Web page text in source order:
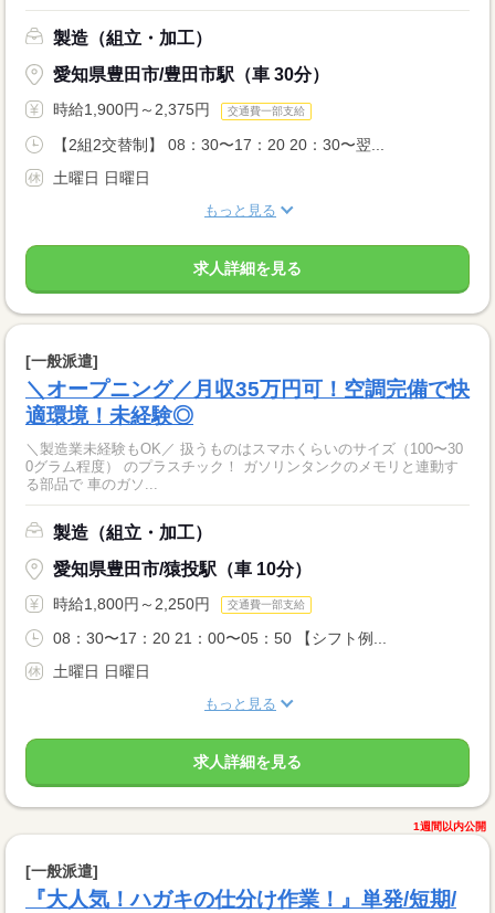
製造（組立・加工）
愛知県豊田市/豊田市駅（車 30分）
時給1,900円～2,375円 交通費一部支給
【2組2交替制】 08：30〜17：20 20：30〜翌...
土曜日 日曜日
もっと見る
求人詳細を見る
[一般派遣]
＼オープニング／月収35万円可！空調完備で快
適環境！未経験◎
＼製造業未経験もOK／ 扱うものはスマホくらいのサイズ（100〜30
0グラム程度） のプラスチック！ ガソリンタンクのメモリと連動す
る部品で 車のガソ...
製造（組立・加工）
愛知県豊田市/猿投駅（車 10分）
時給1,800円～2,250円 交通費一部支給
08：30〜17：20 21：00〜05：50 【シフト例...
土曜日 日曜日
もっと見る
求人詳細を見る
1週間以内公開
[一般派遣]
『大人気！ハガキの仕分け作業！』単発/短期/